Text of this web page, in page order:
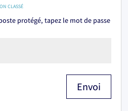
classé
protégé, tapez le mot de passe
Envoi